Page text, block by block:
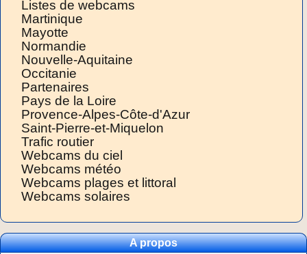
Listes de webcams
Martinique
Mayotte
Normandie
Nouvelle-Aquitaine
Occitanie
Partenaires
Pays de la Loire
Provence-Alpes-Côte-d'Azur
Saint-Pierre-et-Miquelon
Trafic routier
Webcams du ciel
Webcams météo
Webcams plages et littoral
Webcams solaires
A propos